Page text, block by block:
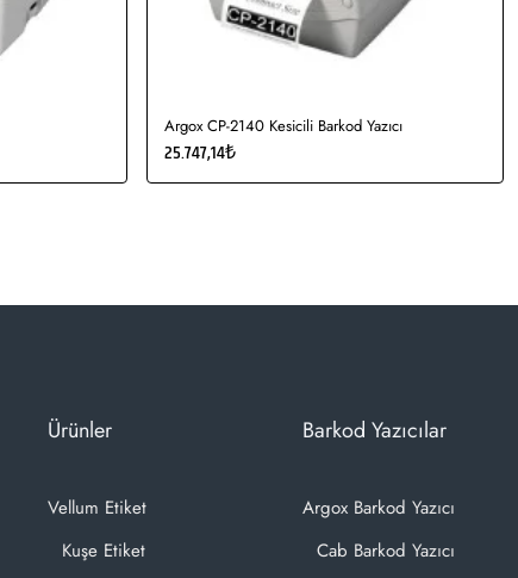
Argox CP-2140 Kesicili Barkod Yazıcı
25.747,14₺
Ürünler
Vellum Etiket
Kuşe Etiket
Barkod Yazıcılar
Argox Barkod Yazıcı
Cab Barkod Yazıcı